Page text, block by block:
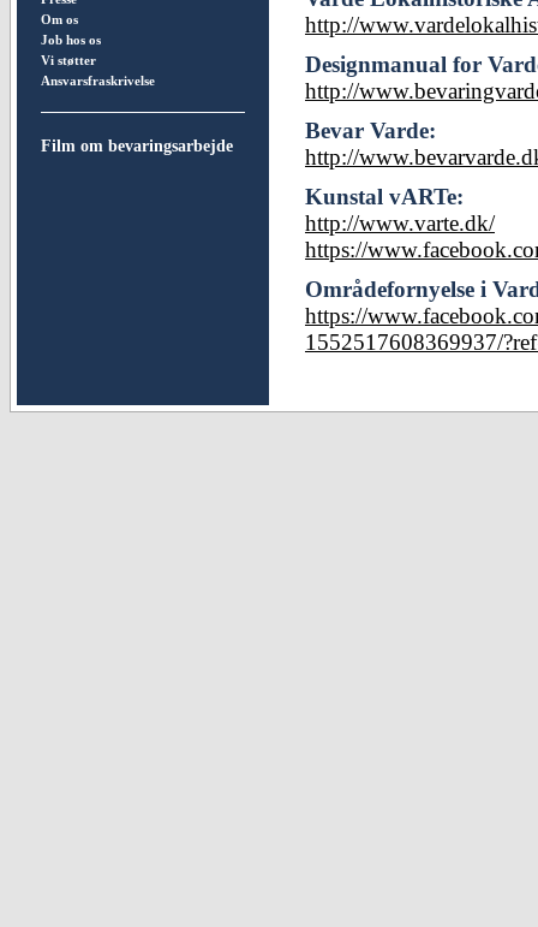
Om os
Job hos os
Vi støtter
Ansvarsfraskrivelse
Film om bevaringsarbejde
http://
Designmanual for
http://
Bevar Varde:
http://
Kunstal vARTe:
http://www.varte.dk/
https://
Områdefornyelse i
https://
1552517608369937/